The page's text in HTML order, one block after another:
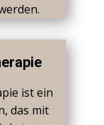
ist ein
das mit